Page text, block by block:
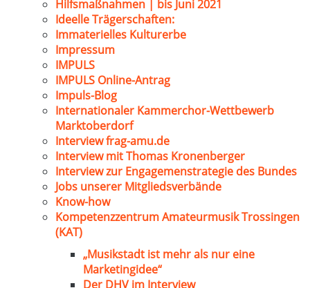
Hilfsmaßnahmen | bis Juni 2021
Ideelle Trägerschaften:
Immaterielles Kulturerbe
Impressum
IMPULS
IMPULS Online-Antrag
Impuls-Blog
Internationaler Kammerchor-Wettbewerb
Marktoberdorf
Interview frag-amu.de
Interview mit Thomas Kronenberger
Interview zur Engagemenstrategie des Bundes
Jobs unserer Mitgliedsverbände
Know-how
Kompetenzzentrum Amateurmusik Trossingen
(KAT)
„Musikstadt ist mehr als nur eine
Marketingidee“
Der DHV im Interview